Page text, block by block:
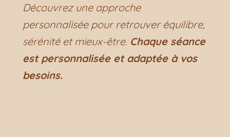
Découvrez une approche
personnalisée pour retrouver équilibre,
sérénité et mieux-être. Chaque séance
est personnalisée et adaptée à vos
besoins.